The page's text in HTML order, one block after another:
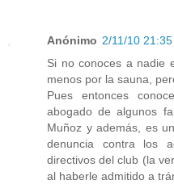
Anónimo 2/11/10 21:35
Si no conoces a nadie
menos por la sauna,
Pues entonces
abogado de algunos
Muñoz y además, es
denuncia contra los
directivos del club (la
al haberle admitido a